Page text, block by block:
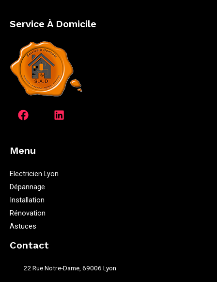
Service À Domicile
Menu
Electricien Lyon
Dépannage
Installation
Rénovation
Astuces
Contact
22 Rue Notre-Dame, 69006 Lyon